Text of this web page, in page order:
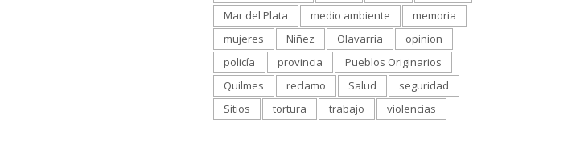
Mar del Plata
medio ambiente
memoria
mujeres
Niñez Olavarría
opinion
policía
provincia
Pueblos Originarios
Quilmes
reclamo Salud
seguridad
Sitios
tortura trabajo violencias